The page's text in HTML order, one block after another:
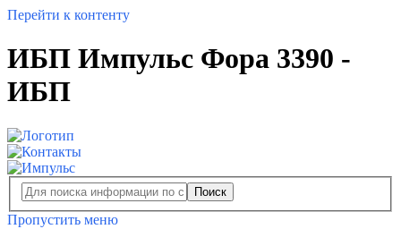
Перейти к контенту
ИБП Импульс Фора 3390 -
ИБП
Поиск
Пропустить меню